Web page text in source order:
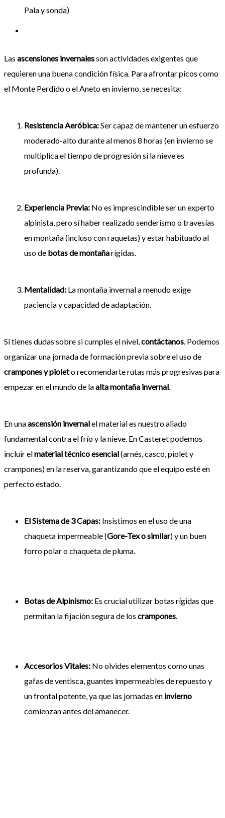
Pala y sonda)
Las ascensiones invernalesson actividades exigentes que
requieren una buena condición física. Para afrontar picos como
el Monte Perdido o el Aneto en invierno, se necesita:
Resistencia Aeróbica:Ser capaz de mantener un esfuerzo
moderado-alto durante al menos 8 horas (en invierno se
multiplica el tiempo de progresión si la nieve es
profunda).
Experiencia Previa: No es imprescindible ser un experto
alpinista, pero sí haber realizado senderismo o travesías
en montaña (incluso con raquetas) y estar habituado al
uso de botas de montañarígidas.
Mentalidad: La montaña invernal a menudo exige
paciencia y capacidad de adaptación.
Si tienes dudas sobre si cumples el nivel,contáctanos. Podemos
organizar una jornada de formación previa sobre el uso de
crampones y pioleto recomendarte rutas más progresivas para
empezar en el mundo de laalta montaña invernal.
En unaascensión invernalel material es nuestro aliado
fundamental contra el frío y la nieve. En Casteret podemos
incluir elmaterial técnico esencial(arnés, casco, piolet y
crampones) en la reserva, garantizando que el equipo esté en
perfecto estado.
El Sistema de 3 Capas: Insistimos en el uso de una
chaqueta impermeable (Gore-Tex o similar) y un buen
forro polar o chaqueta de pluma.
Botas de Alpinismo: Es crucial utilizar botas rígidas que
permitan la fijación segura de los crampones.
Accesorios Vitales: No olvides elementos como unas
gafas de ventisca, guantes impermeables de repuesto y
un frontal potente, ya que las jornadas en invierno
comienzan antes del amanecer.